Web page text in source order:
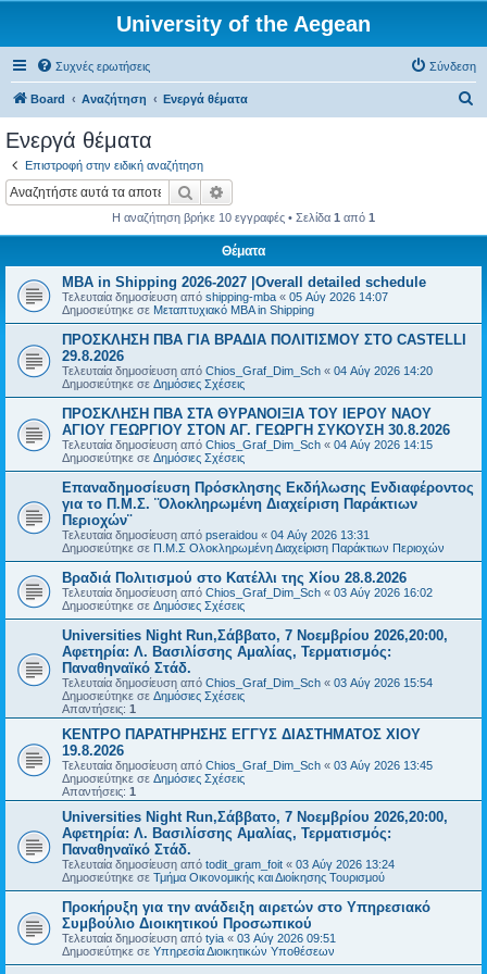
University of the Aegean
Συχνές ερωτήσεις Σύνδεση
Board Αναζήτηση Ενεργά θέματα
Ενεργά θέματα
Επιστροφή στην ειδική αναζήτηση
Αναζήτηση
Η αναζήτηση βρήκε 10 εγγραφές • Σελίδα 1 από 1
Θέματα
MBA in Shipping 2026-2027 |Overall detailed schedule
Τελευταία δημοσίευση από shipping-mba « 05 Αύγ 2026 14:07
Δημοσιεύτηκε σε Μεταπτυχιακό MBA in Shipping
ΠΡΟΣΚΛΗΣΗ ΠΒΑ ΓΙΑ ΒΡΑΔΙΑ ΠΟΛΙΤΙΣΜΟΥ ΣΤΟ CASTELLI
29.8.2026
Τελευταία δημοσίευση από Chios_Graf_Dim_Sch « 04 Αύγ 2026 14:20
Δημοσιεύτηκε σε Δημόσιες Σχέσεις
ΠΡΟΣΚΛΗΣΗ ΠΒΑ ΣΤΑ ΘΥΡΑΝΟΙΞΙΑ ΤΟΥ ΙΕΡΟΥ ΝΑΟΥ
ΑΓΙΟΥ ΓΕΩΡΓΙΟΥ ΣΤΟΝ ΑΓ. ΓΕΩΡΓΗ ΣΥΚΟΥΣΗ 30.8.2026
Τελευταία δημοσίευση από Chios_Graf_Dim_Sch « 04 Αύγ 2026 14:15
Δημοσιεύτηκε σε Δημόσιες Σχέσεις
Επαναδημοσίευση Πρόσκλησης Εκδήλωσης Ενδιαφέροντος
για το Π.Μ.Σ. ¨Ολοκληρωμένη Διαχείριση Παράκτιων
Περιοχών¨
Τελευταία δημοσίευση από pseraidou « 04 Αύγ 2026 13:31
Δημοσιεύτηκε σε Π.Μ.Σ Ολοκληρωμένη Διαχείριση Παράκτιων Περιοχών
Βραδιά Πολιτισμού στο Κατέλλι της Χίου 28.8.2026
Τελευταία δημοσίευση από Chios_Graf_Dim_Sch « 03 Αύγ 2026 16:02
Δημοσιεύτηκε σε Δημόσιες Σχέσεις
Universities Night Run,Σάββατο, 7 Νοεμβρίου 2026,20:00,
Αφετηρία: Λ. Βασιλίσσης Αμαλίας, Τερματισμός:
Παναθηναϊκό Στάδ.
Τελευταία δημοσίευση από Chios_Graf_Dim_Sch « 03 Αύγ 2026 15:54
Δημοσιεύτηκε σε Δημόσιες Σχέσεις
Απαντήσεις: 1
ΚΕΝΤΡΟ ΠΑΡΑΤΗΡΗΣΗΣ ΕΓΓΥΣ ΔΙΑΣΤΗΜΑΤΟΣ ΧΙΟΥ
19.8.2026
Τελευταία δημοσίευση από Chios_Graf_Dim_Sch « 03 Αύγ 2026 13:45
Δημοσιεύτηκε σε Δημόσιες Σχέσεις
Απαντήσεις: 1
Universities Night Run,Σάββατο, 7 Νοεμβρίου 2026,20:00,
Αφετηρία: Λ. Βασιλίσσης Αμαλίας, Τερματισμός:
Παναθηναϊκό Στάδ.
Τελευταία δημοσίευση από todit_gram_foit « 03 Αύγ 2026 13:24
Δημοσιεύτηκε σε Τμήμα Οικονομικής και Διοίκησης Τουρισμού
Προκήρυξη για την ανάδειξη αιρετών στο Υπηρεσιακό
Συμβούλιο Διοικητικού Προσωπικού
Τελευταία δημοσίευση από tyia « 03 Αύγ 2026 09:51
Δημοσιεύτηκε σε Υπηρεσία Διοικητικών Υποθέσεων